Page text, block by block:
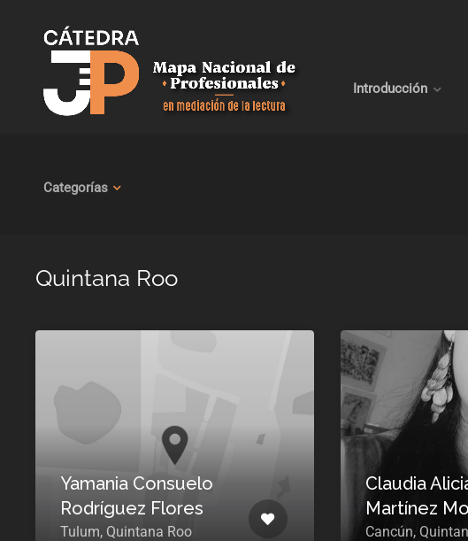
Introducción
Categorías
Quintana Roo
Yamania Consuelo
Rodríguez Flores
Tulum, Quintana Roo
Claudia
Martínez
Cancún,